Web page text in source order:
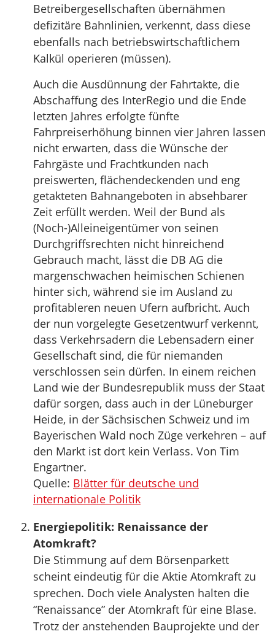
Betreibergesellschaften übernähmen
defizitäre Bahnlinien, verkennt, dass diese
ebenfalls nach betriebswirtschaftlichem
Kalkül operieren (müssen).
Auch die Ausdünnung der Fahrtakte, die
Abschaffung des InterRegio und die Ende
letzten Jahres erfolgte fünfte
Fahrpreiserhöhung binnen vier Jahren lassen
nicht erwarten, dass die Wünsche der
Fahrgäste und Frachtkunden nach
preiswerten, flächendeckenden und eng
getakteten Bahnangeboten in absehbarer
Zeit erfüllt werden. Weil der Bund als
(Noch-)Alleineigentümer von seinen
Durchgriffsrechten nicht hinreichend
Gebrauch macht, lässt die DB AG die
margenschwachen heimischen Schienen
hinter sich, während sie im Ausland zu
profitableren neuen Ufern aufbricht. Auch
der nun vorgelegte Gesetzentwurf verkennt,
dass Verkehrsadern die Lebensadern einer
Gesellschaft sind, die für niemanden
verschlossen sein dürfen. In einem reichen
Land wie der Bundesrepublik muss der Staat
dafür sorgen, dass auch in der Lüneburger
Heide, in der Sächsischen Schweiz und im
Bayerischen Wald noch Züge verkehren – auf
den Markt ist dort kein Verlass. Von Tim
Engartner.
Quelle: Blätter für deutsche und
internationale Politik
Energiepolitik: Renaissance der
Atomkraft?
Die Stimmung auf dem Börsenparkett
scheint eindeutig für die Aktie Atomkraft zu
sprechen. Doch viele Analysten halten die
“Renaissance” der Atomkraft für eine Blase.
Trotz der anstehenden Bauprojekte und der